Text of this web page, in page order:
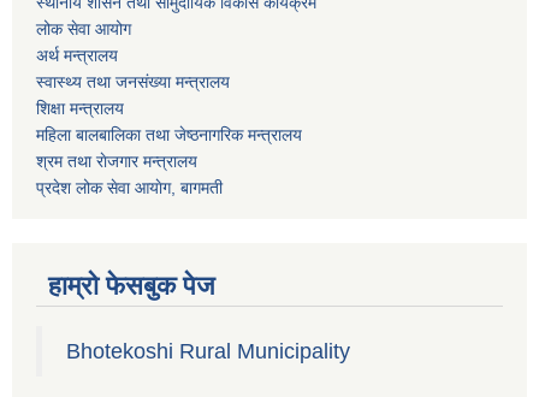
लोक सेवा आयोग
अर्थ मन्त्रालय
स्वास्थ्य तथा जनस‌ंख्या मन्त्रालय
शिक्षा मन्त्रालय
महिला बालबालिका तथा जेष्ठनागरिक मन्त्रालय
श्रम तथा राेजगार मन्त्रालय
प्रदेश लोक सेवा आयाेग, बागमती
हाम्रो फेसबुक पेज
Bhotekoshi Rural Municipality